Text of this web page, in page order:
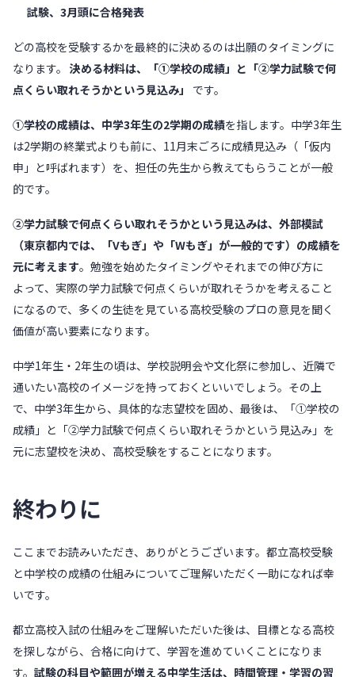
試験、3月頭に合格発表
どの高校を受験するかを最終的に決めるのは出願のタイミングに
なります。 決める材料は、「①学校の成績」と「②学力試験で何
点くらい取れそうかという見込み」
です。
①学校の成績は、中学3年生の2学期の成績を指します。中学3年生
は2学期の終業式よりも前に、11月末ごろに成績見込み（「仮内
申」と呼ばれます）を、担任の先生から教えてもらうことが一般
的です。
②学力試験で何点くらい取れそうかという見込みは、外部模試
（東京都内では、「Vもぎ」や「Wもぎ」が一般的です）の成績を
元に考えます。勉強を始めたタイミングやそれまでの伸び方に
よって、実際の学力試験で何点くらいが取れそうかを考えること
になるので、多くの生徒を見ている高校受験のプロの意見を聞く
価値が高い要素になります。
中学1年生・2年生の頃は、学校説明会や文化祭に参加し、近隣で
通いたい高校のイメージを持っておくといいでしょう。その上
で、中学3年生から、具体的な志望校を固め、最後は、「①学校の
成績」と「②学力試験で何点くらい取れそうかという見込み」を
元に志望校を決め、高校受験をすることになります。
終わりに
ここまでお読みいただき、ありがとうございます。都立高校受験
と中学校の成績の仕組みについてご理解いただく一助になれば幸
いです。
都立高校入試の仕組みをご理解いただいた後は、目標となる高校
を探しながら、合格に向けて、学習を進めていくことになりま
す。 試験の科目や範囲が増える中学生活は、時間管理・学習の習